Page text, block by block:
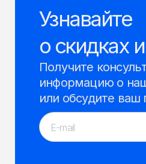
Узнавайте
о скидках
Получите
информацию о
или обсудите ваш